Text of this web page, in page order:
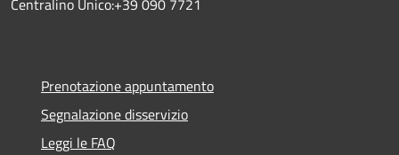
Centralino Unico:+39 090 7721
Prenotazione appuntamento
Segnalazione disservizio
Leggi le FAQ